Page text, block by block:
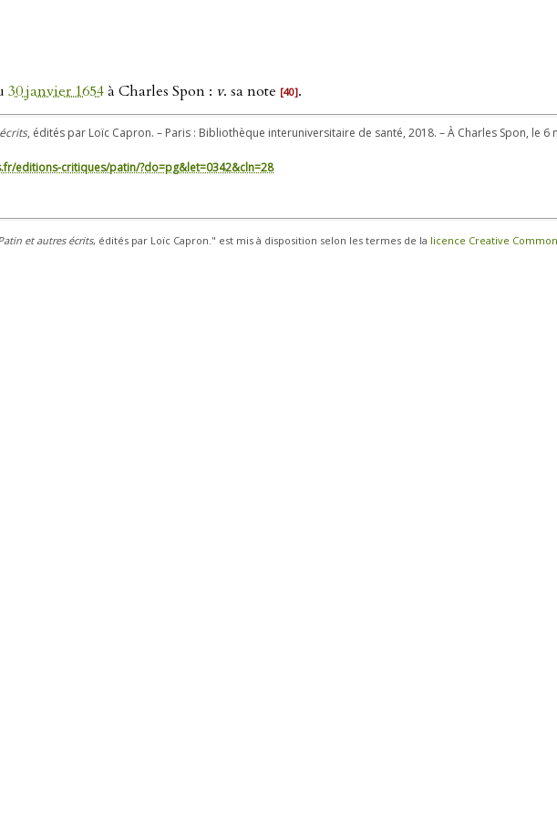
30 janvier 1654à Charles Spon : v. sa note [40].
, édités par Loïc Capron. – Paris : Bibliothèque interuniversitaire de santé, 2018. – À Charles Spon, le 6
editions-critiques/patin/?do=pg&let=0342&cln=28
et autres écrits, édités par Loïc Capron." est mis à disposition selon les termes de la licence Creative